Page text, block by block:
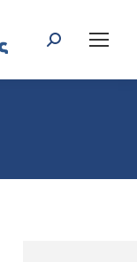
Search: